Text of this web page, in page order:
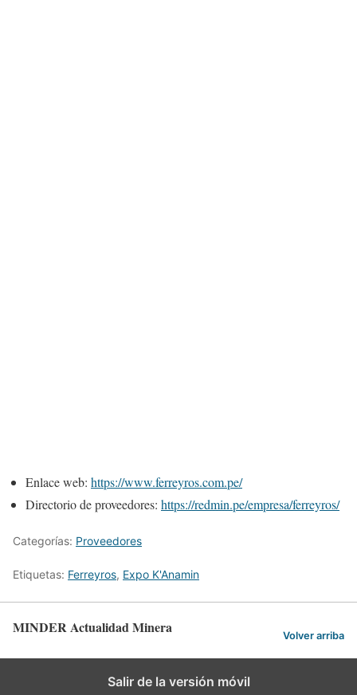
Enlace web: https://www.ferreyros.com.pe/
Directorio de proveedores: https://redmin.pe/empresa/ferreyros/
Categorías: Proveedores
Etiquetas: Ferreyros, Expo K'Anamin
MINDER Actualidad Minera Volver arriba
Salir de la versión móvil